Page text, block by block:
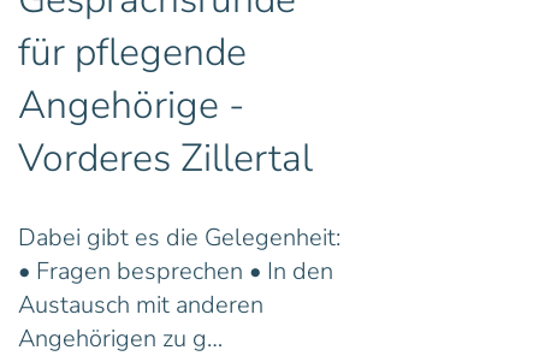
für pflegende
Angehörige -
Vorderes Zillertal
Dabei gibt es die Gelegenheit:
• Fragen besprechen • In den
Austausch mit anderen
Angehörigen zu g…